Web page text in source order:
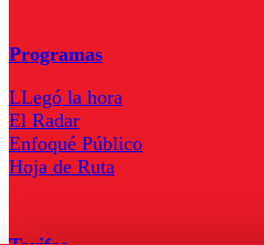
Programas
LLegó la hora
El Radar
Enfoqué Público
Hoja de Ruta